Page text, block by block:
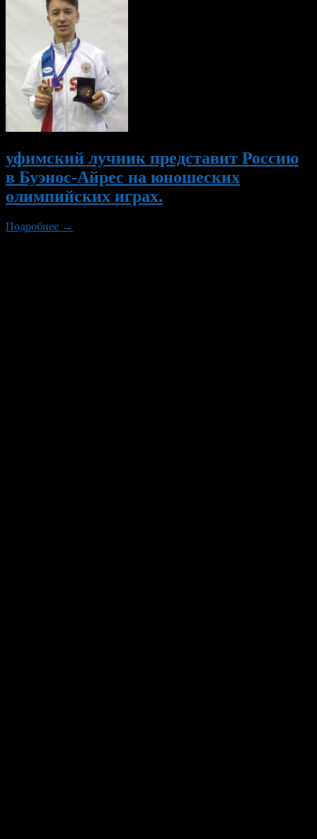
уфимский лучник представит Россию
в Буэнос-Айрес на юношеских
олимпийских играх.
Подробнее →